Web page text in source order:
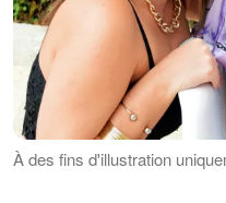
À des fins d'illustration